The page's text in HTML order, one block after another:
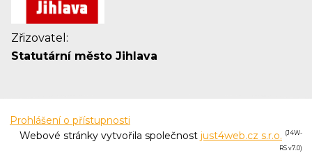
Zřizovatel:
Statutární město Jihlava
Prohlášení o přístupnosti
Webové stránky vytvořila společnost just4web.cz s.r.o. (J4W-
RS v7.0)